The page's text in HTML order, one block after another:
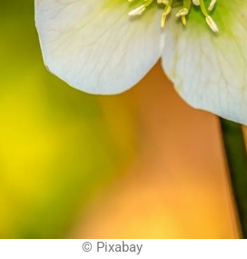
© Pixabay